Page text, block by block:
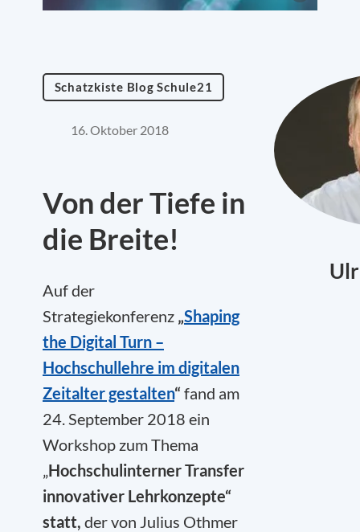
Schatzkiste Blog Schule21
16. Oktober 2018
Von der Tiefe in
die Breite!
Auf der
Strategiekonferenz „Shaping
the Digital Turn –
Hochschullehre im digitalen
Zeitalter gestalten“ fand am
24. September 2018 ein
Workshop zum Thema
„Hochschulinterner Transfer
innovativer Lehrkonzepte“
statt, der von Julius Othmer